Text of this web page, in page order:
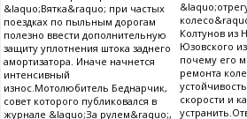
&laquo;Вятка&raquo; при частых
поездках по пыльным дорогам
полезно ввести дополнительную
защиту уплотнения штока заднего
амортизатора. Иначе начнется
интенсивный
износ.Мотолюбитель Беднарчик,
совет которого публиковался в
журнале &laquo;За рулем&raquo;,
Колтунов из
Юзовского
почему его
ремонта
скорости и